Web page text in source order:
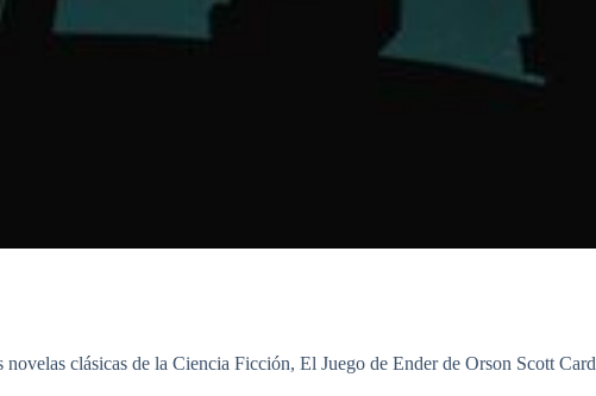
clásicas de la Ciencia Ficción, El Juego de Ender de Orson Scott Card